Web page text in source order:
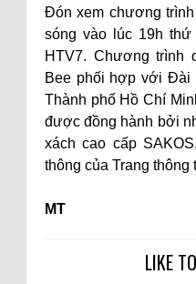
Đón xem chương
sóng vào lúc 19h thứ
HTV7. Chương trình
Bee phối hợp với Đài
Thành phố Hồ Chí
được đồng hành bởi
xách cao cấp
thông của Trang
MT
LIKE